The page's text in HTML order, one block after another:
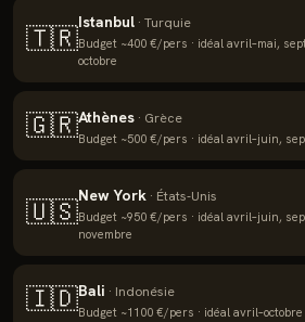
🇹🇷Istanbul · Turquie
Budget ~400 €/pers · idéal avril–mai,
octobre
🇬🇷Athènes · Grèce
Budget ~500 €/pers · idéal avril–juin,
🇺🇸New York · États-Unis
Budget ~950 €/pers · idéal avril–juin,
novembre
🇮🇩Bali · Indonésie
Budget ~1100 €/pers · idéal avril–octobre